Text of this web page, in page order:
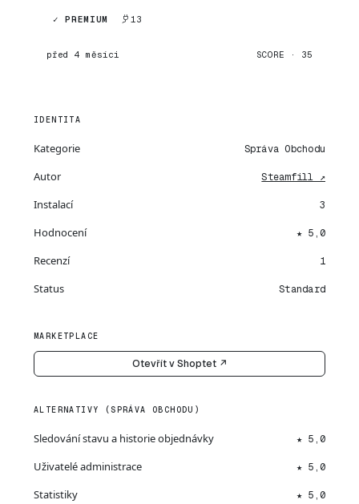
✓ PREMIUM 13
před 4 měsíci SCORE · 35
IDENTITA
Kategorie Správa Obchodu
Autor Steamfill ↗
Instalací 3
Hodnocení ★ 5,0
Recenzí 1
Status Standard
MARKETPLACE
Otevřít v Shoptet ↗
ALTERNATIVY (SPRÁVA OBCHODU)
Sledování stavu a historie objednávky ★ 5,0
Uživatelé administrace ★ 5,0
Statistiky ★ 5,0